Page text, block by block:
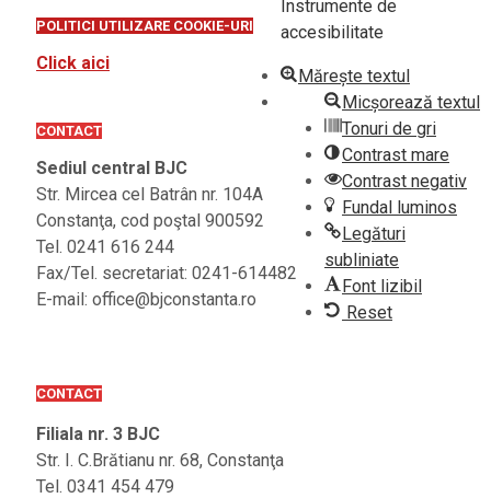
POLITICI UTILIZARE COOKIE-URI
Click aici
CONTACT
Sediul central BJC
Str. Mircea cel Batrân nr. 104A
Constanţa, cod poştal 900592
Tel. 0241 616 244
Fax/Tel. secretariat: 0241-614482
E-mail: office@bjconstanta.ro
CONTACT
Filiala nr. 3 BJC
Str. I. C.Brătianu nr. 68, Constanţa
Tel. 0341 454 479
Instrumente de
accesibilitate
Mărește textul
Micșorează textul
Tonuri de gri
Contrast mare
Contrast negativ
Fundal luminos
Legături
subliniate
Font lizibil
Reset